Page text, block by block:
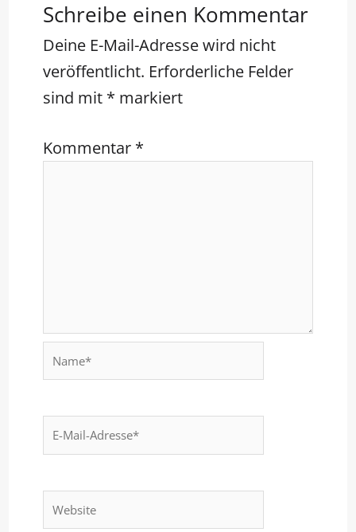
Schreibe einen Kommentar
Deine E-Mail-Adresse wird nicht
veröffentlicht. Erforderliche Felder
sind mit * markiert
Kommentar *
Name*
E-
Mail-
Website